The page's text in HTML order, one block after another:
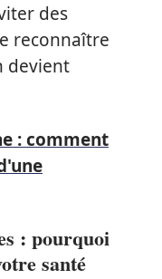
des
reconnaître
devient
: comment
: pourquoi
santé